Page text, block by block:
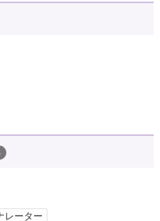
レーター